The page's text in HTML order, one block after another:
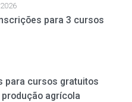
para 3 cursos
para cursos gratuitos
agrícola